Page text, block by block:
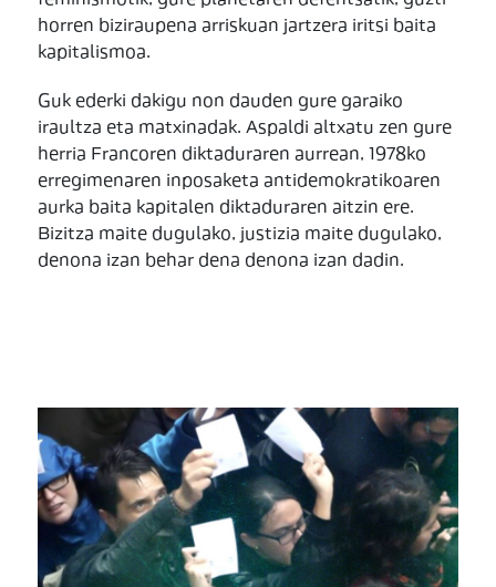
horren biziraupena arriskuan jartzera iritsi baita
kapitalismoa.
Guk ederki dakigu non dauden gure garaiko
iraultza eta matxinadak. Aspaldi altxatu zen gure
herria Francoren diktaduraren aurrean, 1978ko
erregimenaren inposaketa antidemokratikoaren
aurka baita kapitalen diktaduraren aitzin ere.
Bizitza maite dugulako, justizia maite dugulako,
denona izan behar dena denona izan dadin.